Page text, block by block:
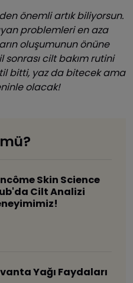
önemli artık biliyorsun.
problemleri en aza
oluşumunun önüne
cilt bakım rutini
bitti, yaz da bitecek ama
olacak!
Skin Science
Cilt Analizi
Yağı Faydaları